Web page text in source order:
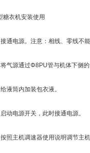
衣机安装使用
电源。注意：相线、零线不
源通过Φ8PU管与机体下侧的
筒内加装包衣液。
电源开关，此时接通电源。
主机调速器使用说明调节主